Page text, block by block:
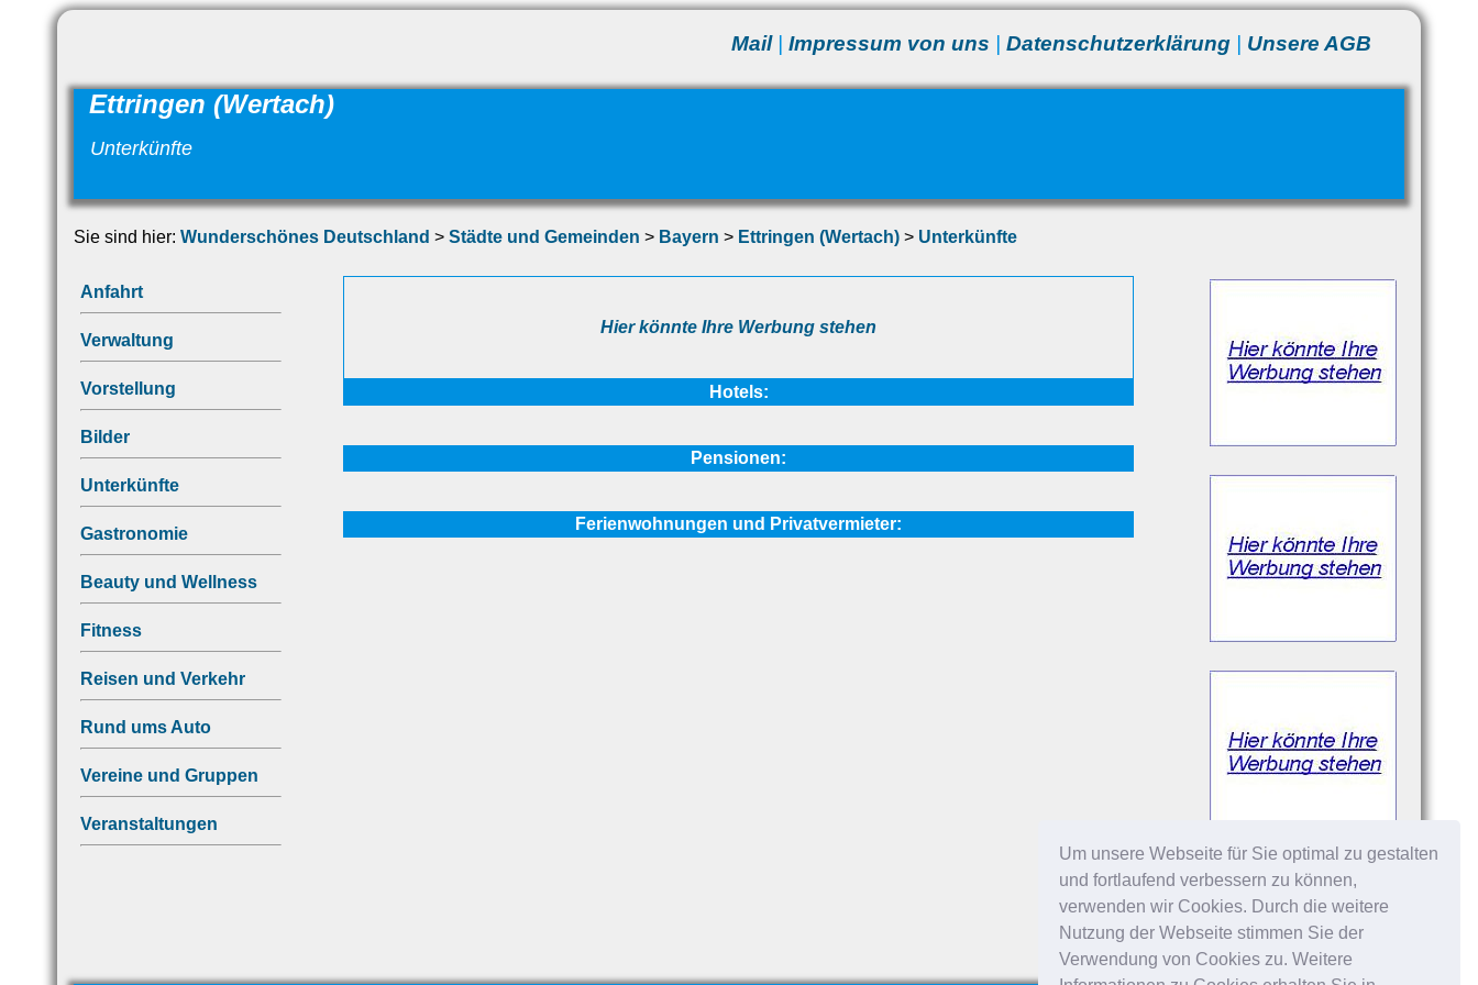
Um unsere Webseite für Sie optimal zu gestalten
und fortlaufend verbessern zu können,
verwenden wir Cookies. Durch die weitere
Nutzung der Webseite stimmen Sie der
Verwendung von Cookies zu. Weitere
Mail| Impressum von uns Datenschutzerklärung| Unsere AGB
Ettringen (Wertach)
Unterkünfte
Sie sind hier:Wunderschönes Deutschland >Städte und Gemeinden > Bayern > Ettringen (Wertach) > Unterkünfte
Anfahrt
Verwaltung
Vorstellung
Bilder
Unterkünfte
Gastronomie
Beauty und Wellness
Fitness
Reisen und Verkehr
Rund ums Auto
Vereine und Gruppen
Veranstaltungen
Hier könnte Ihre Werbung stehen
Hotels:
Pensionen:
Ferienwohnungen und Privatvermieter: